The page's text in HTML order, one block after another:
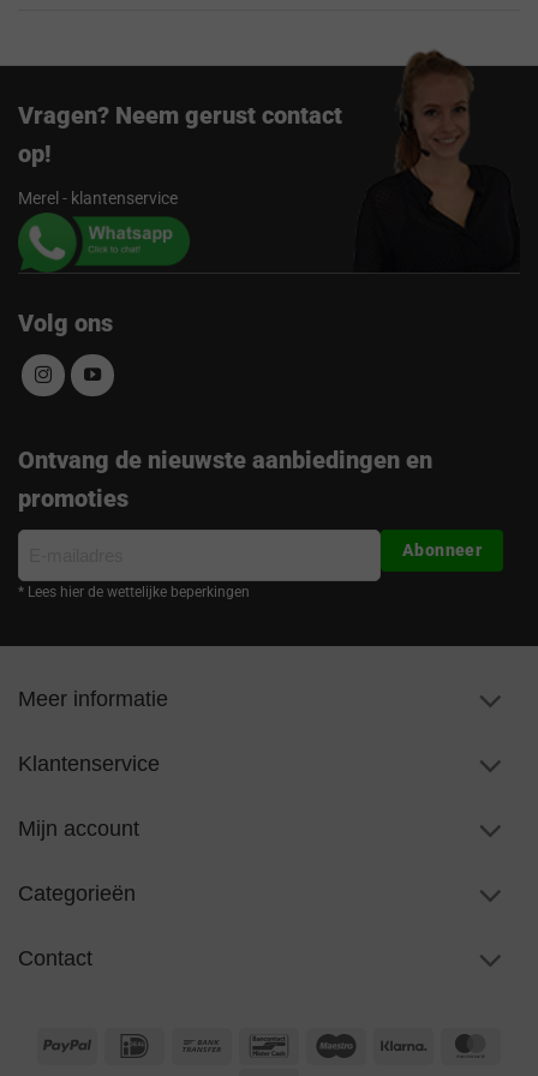
Vragen? Neem gerust contact
op!
Merel - klantenservice
Volg ons
Ontvang de nieuwste aanbiedingen en
promoties
mailadres
* Lees hier de wettelijke beperkingen
Abonneer
Meer informatie
Klantenservice
Mijn account
Categorieën
Contact
PayPal IDeal
Bank
BancontactMaestro Klarna